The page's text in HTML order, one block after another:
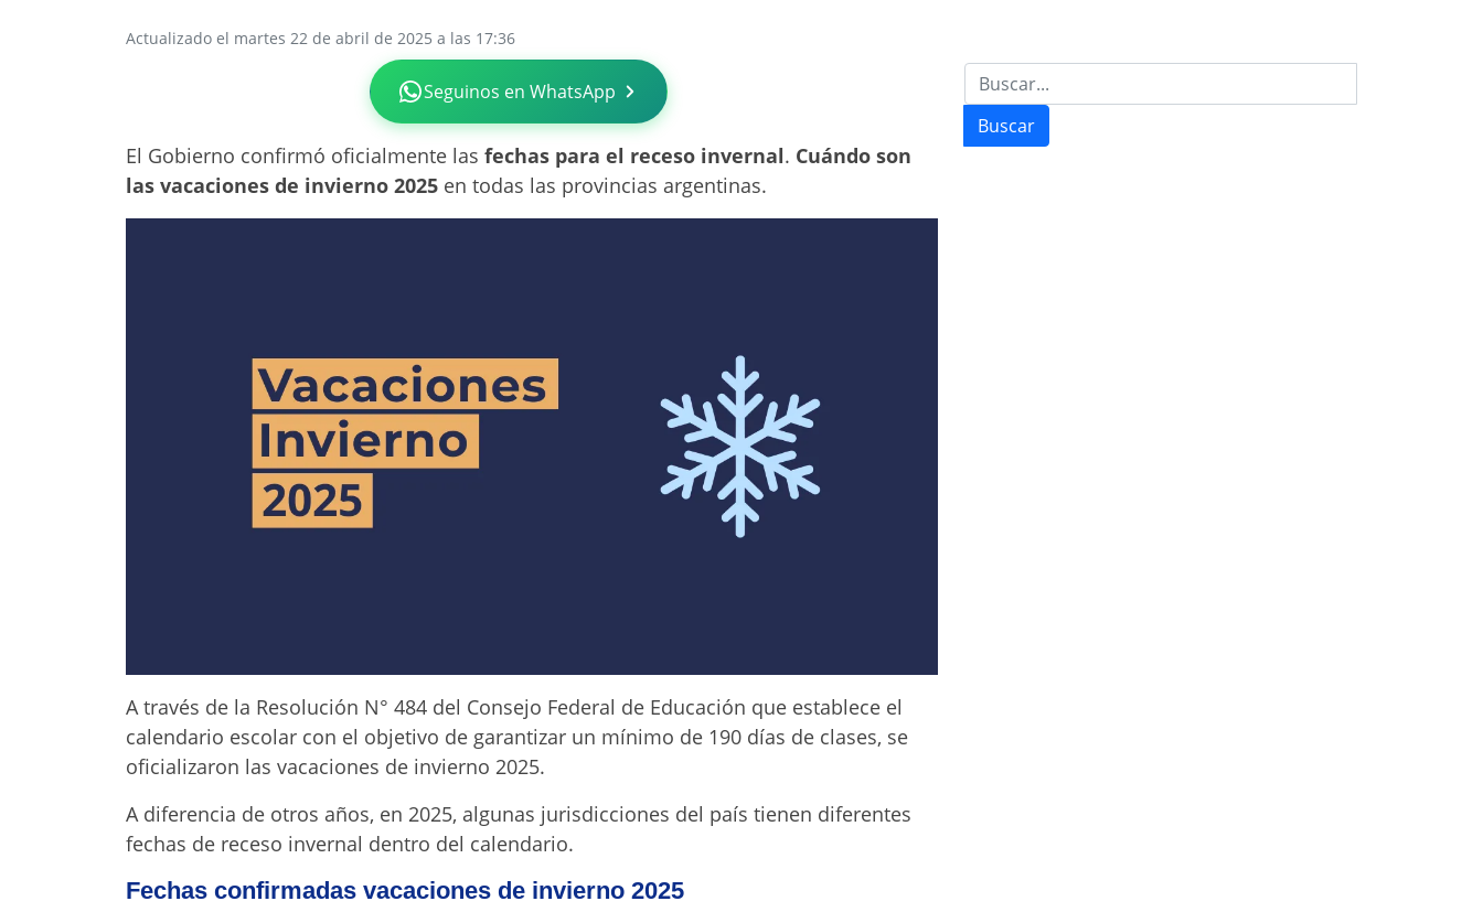
Actualizado el martes 22 de abril de 2025 a las 17:36
Seguinos en WhatsApp
El Gobierno confirmó oficialmente las fechas para el receso invernal. Cuándo son
las vacaciones de invierno 2025 en todas las provincias argentinas.
A través de la Resolución N° 484 del Consejo Federal de Educación que establece el
calendario escolar con el objetivo de garantizar un mínimo de 190 días de clases, se
oficializaron las vacaciones de invierno 2025.
A diferencia de otros años, en 2025, algunas jurisdicciones del país tienen diferentes
fechas de receso invernal dentro del calendario.
Fechas confirmadas vacaciones de invierno 2025
Buscar